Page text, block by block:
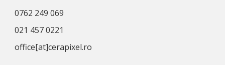
0762 249 069
021 457 0221
office[at]cerapixel.ro